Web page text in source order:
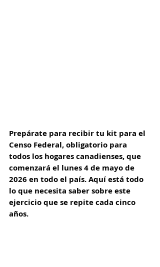
Prepárate para recibir tu kit para el
Censo Federal, obligatorio para
todos los hogares canadienses, que
comenzará el lunes 4 de mayo de
2026 en todo el país. Aquí está todo
lo que necesita saber sobre este
ejercicio que se repite cada cinco
años.